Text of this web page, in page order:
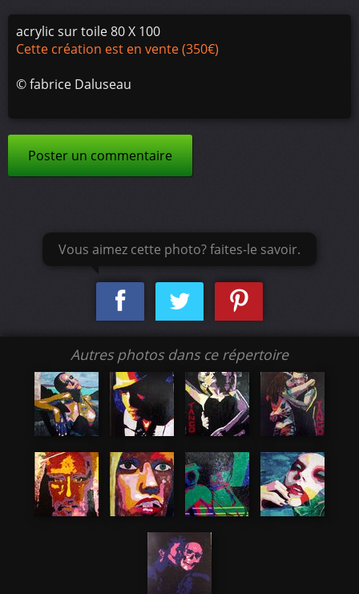
acrylic sur toile 80 X 100
Cette création est en vente (350€)
©fabrice Daluseau
Poster un commentaire
Vous aimez cette photo? faites-le savoir.
Autres photos dans ce répertoire